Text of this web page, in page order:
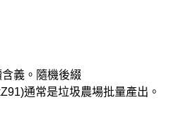
義。隨機後綴
通常是垃圾農場批量產出。